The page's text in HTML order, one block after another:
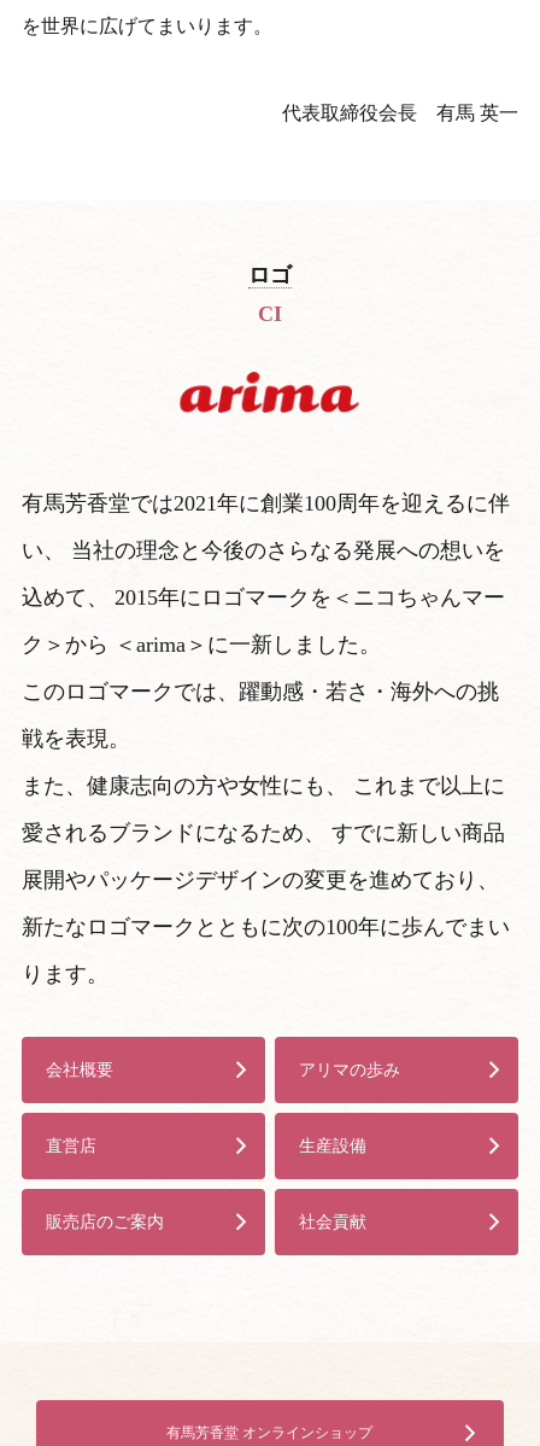
を世界に広げてまいります。
代表取締役会長 有馬 英一
ロゴ
CI
有馬芳香堂では2021年に創業100周年を迎えるに伴
い、
当社の理念と今後のさらなる発展への想いを
込めて、
2015年にロゴマークを＜ニコちゃんマー
ク＞から ＜arima＞に一新しました。
このロゴマークでは、躍動感・若さ・海外への挑
戦を表現。
また、健康志向の方や女性にも、
これまで以上に
愛されるブランドになるため、
すでに新しい商品
展開やパッケージデザインの変更を進めており、
新たなロゴマークとともに次の100年に歩んでまい
ります。
会社概要 アリマの歩み
直営店 生産設備
販売店のご案内 社会貢献
有馬芳香堂 オンラインショップ